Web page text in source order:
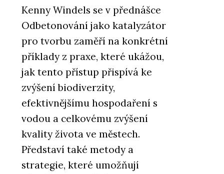
Kenny Windels se v přednášce
Odbetonování jako katalyzátor
pro tvorbu zaměří na konkrétní
příklady z praxe, které ukážou,
jak tento přístup přispívá ke
zvýšení biodiverzity,
efektivnějšímu hospodaření s
vodou a celkovému zvýšení
kvality života ve městech.
Představí také metody a
strategie, které umožňují